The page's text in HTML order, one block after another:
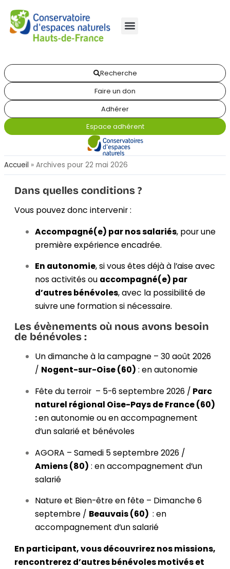
Recherche
Faire un don
Adhérer
Espace adhérent
Accueil » Archives pour 22 mai 2026
Dans quelles conditions ?
Vous pouvez donc intervenir :
Accompagné(e) par nos salariés, pour une
première expérience encadrée.
En autonomie, si vous êtes déjà à l’aise avec
nos activités ou accompagné(e) par
d’autres bénévoles, avec la possibilité de
suivre une formation si nécessaire.
Les évènements où nous avons besoin
de bénévoles :
Un dimanche à la campagne – 30 août 2026
/ Nogent-sur-Oise (60) : en autonomie
Fête du terroir – 5-6 septembre 2026 / Parc
naturel régional Oise-Pays de France (60)
:en autonomie ou en accompagnement
d’un salarié et bénévoles
AGORA – Samedi 5 septembre 2026 /
Amiens (80) : en accompagnement d’un
salarié
Nature et Bien-être en fête – Dimanche 6
septembre / Beauvais (60) : en
accompagnement d’un salarié
En participant, vous découvrirez nos missions,
rencontrerez d’autres bénévoles motivés et